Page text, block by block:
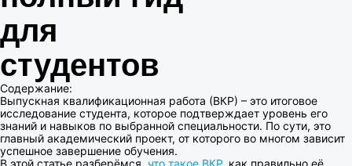
для
студентов
Содержание:
Выпускная квалификационная работа (ВКР) – это итоговое
исследование студента, которое подтверждает уровень его
знаний и навыков по выбранной специальности. По сути, это
главный академический проект, от которого во многом зависит
успешное завершение обучения.
В этой статье разберёмся, что такое ВКР, как правильно её